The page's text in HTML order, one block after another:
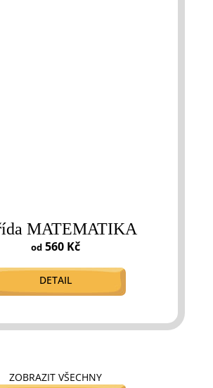
MATEMATIKA
od 560 Kč
DETAIL
ZOBRAZIT VŠECHNY